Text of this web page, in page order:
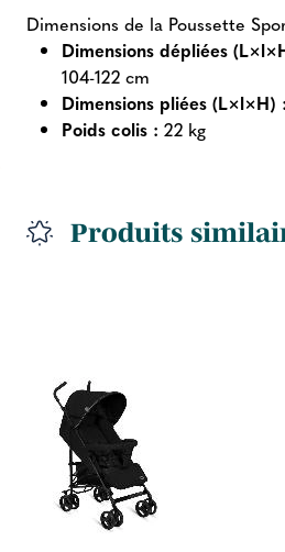
Dimensions de la Poussette
Dimensions dépliées
104-122 cm
Dimensions pliées (L×l×H) :
Poids colis : 22 kg
Produits